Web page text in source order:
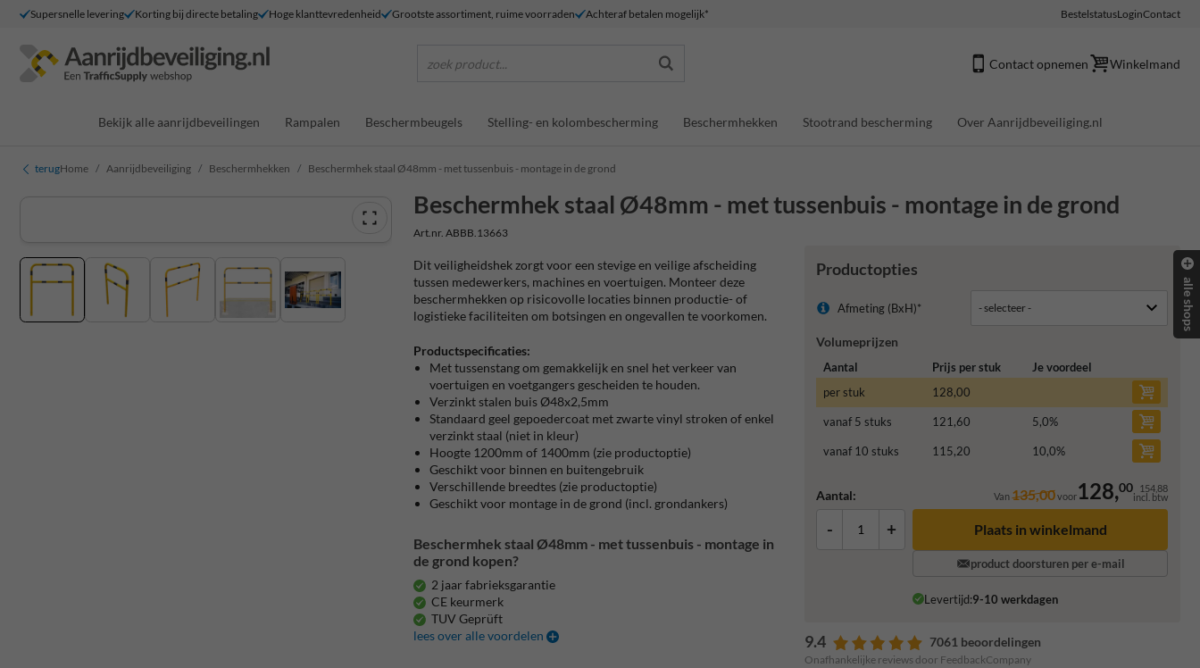
Supersnelle levering Korting bij directe betaling Hoge klanttevredenheid Grootste assortiment, ruime voorraden Achteraf betalen mogelijk* BestelstatusLoginContact
zoek product... Contact opnemen Winkelmand
Bekijk alle aanrijdbeveilingen Rampalen Beschermbeugels Stelling- en kolombescherming Beschermhekken Stootrand bescherming Over Aanrijdbeveiliging.nl
terugHome Aanrijdbeveiliging Beschermhekken Beschermhek staal Ø48mm - met tussenbuis - montage in de grond
Beschermhek staal Ø48mm - met tussenbuis - montage in de grond
Art.nr. ABBB.13663
Productopties
Afmeting (BxH)*
Volumeprijzen
Aantal Prijs per stuk
Je voordeel
per stuk
128,00
vanaf 5 stuks 121,60 5,0%
vanaf 10 stuks 115,20 10,0%
Aantal: Van135,00voor128,00 154,88
incl. btw
- + Plaats in winkelmand
product doorsturen per e-mail
Levertijd:9-10 werkdagen
9.4 7061 beoordelingen
Onafhankelijke reviews door FeedbackCompany
Dit veiligheidshek zorgt voor een stevige en veilige afscheiding
tussen medewerkers, machines en voertuigen. Monteer deze
beschermhekken op risicovolle locaties binnen productie- of
logistieke faciliteiten om botsingen en ongevallen te voorkomen.
Productspecificaties:
Met tussenstang om gemakkelijk en snel het verkeer van
voertuigen en voetgangers gescheiden te houden.
Verzinkt stalen buis Ø48x2,5mm
Standaard geel gepoedercoat met zwarte vinyl stroken of enkel
verzinkt staal (niet in kleur)
Hoogte 1200mm of 1400mm (zie productoptie)
Geschikt voor binnen en buitengebruik
Verschillende breedtes (zie productoptie)
Geschikt voor montage in de grond (incl. grondankers)
Beschermhek staal Ø48mm - met tussenbuis - montage in
de grond kopen?
2 jaar fabrieksgarantie
CE keurmerk
TUV Geprüft
lees over alle voordelen
alle shops